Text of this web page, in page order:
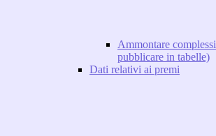
Ammontare
pubblicare in tabelle)
Dati relativi ai premi